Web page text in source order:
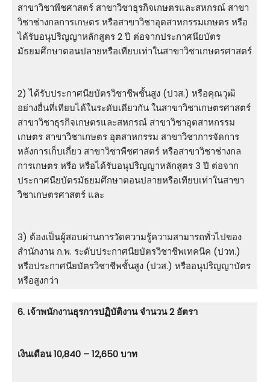
สาขาวิชาพืชศาสตร์ สาขาวิชาธุรกิจเกษตรและสหกรณ์ สาขา
วิชาช่างกลการเกษตร หรือสาขาวิชาอุตสาหกรรมเกษตร หรือ
ได้รับอนุปริญญาหลักสูตร 2 ปี ต่อจากประกาศนียบัตร
มัธยมศึกษาตอนปลายหรือเทียบเท่าในสาขาวิชาเกษตรศาสตร์
2) ได้รับประกาศนียบัตรวิชาชีพชั้นสูง (ปวส.) หรือคุณวุฒิ
อย่างอื่นที่เทียบได้ในระดับเดียวกัน ในสาขาวิชาเกษตรศาสตร์
สาขาวิชาธุรกิจเกษตรและสหกรณ์ สาขาวิชาอุตสาหกรรม
เกษตร สาขาวิชาเกษตร อุตสาหกรรม สาขาวิชาการจัดการ
หลังการเก็บเกี่ยว สาขาวิชาพืชศาสตร์ หรือสาขาวิชาช่างกล
การเกษตร หรือ หรือได้รับอนุปริญญาหลักสูตร 3 ปี ต่อจาก
ประกาศนียบัตรมัธยมศึกษาตอนปลายหรือเทียบเท่าในสาขา
วิชาเกษตรศาสตร์ และ
3) ต้องเป็นผู้สอบผ่านการวัดความรู้ความสามารถทั่วไปของ
สำนักงาน ก.พ. ระดับประกาศนียบัตรวิชาชีพเทคนิค (ปวท.)
หรือประกาศนียบัตรวิชาชีพชั้นสูง (ปวส.) หรืออนุปริญญาบัตร
หรือสูงกว่า
6. เจ้าพนักงานธุรการปฏิบัติงาน จำนวน 2 อัตรา
เงินเดือน 10,840 – 12,650 บาท